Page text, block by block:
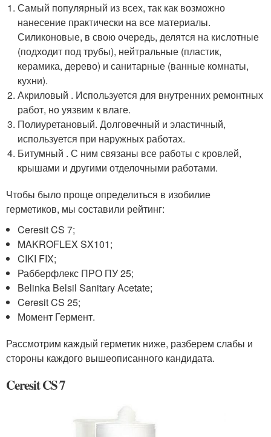
Самый популярный из всех, так как возможно
нанесение практически на все материалы.
Силиконовые, в свою очередь, делятся на кислотные
(подходит под трубы), нейтральные (пластик,
керамика, дерево) и санитарные (ванные комнаты,
кухни).
Акриловый . Используется для внутренних ремонтных
работ, но уязвим к влаге.
Полиуретановый. Долговечный и эластичный,
используется при наружных работах.
Битумный . С ним связаны все работы с кровлей,
крышами и другими отделочными работами.
Чтобы было проще определиться в изобилие
герметиков, мы составили рейтинг:
Ceresit CS 7;
MAKROFLEX SX101;
CIKI FIX;
Рабберфлекс ПРО ПУ 25;
Belinka Belsil Sanitary Acetate;
Ceresit CS 25;
Момент Гермент.
Рассмотрим каждый герметик ниже, разберем слабы и
стороны каждого вышеописанного кандидата.
Ceresit CS 7